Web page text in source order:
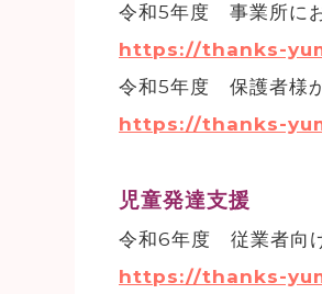
令和5年度 事業所に
https://thanks-
令和5年度 保護者様
https://thanks-
児童発達支援
令和6年度 従業者向
https://thanks-